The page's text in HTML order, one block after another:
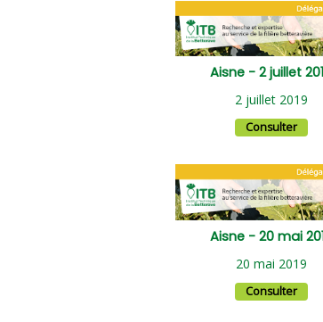
Aisne - 2 juillet
2 juillet 2019
Consulter
Aisne - 20 mai
20 mai 2019
Consulter